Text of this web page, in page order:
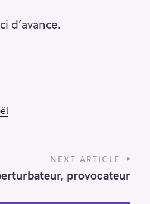
d’avance.
NEXT ARTICLE
provocateur